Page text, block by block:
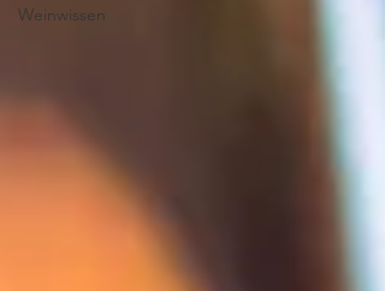
Weinwissen